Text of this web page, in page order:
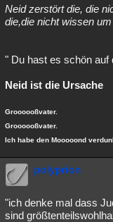
Neid zerstört die, die
die,die nicht wissen
" Du hast es schön auf
Neid ist die Ursache
Groooooßvater.
Groooooßvater.
Ich habe den Mooooond
polyprion
"ich denke mal dass
sind